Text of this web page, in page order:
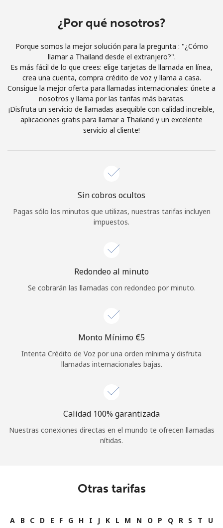
o
Continuar con
¿Por qué nosotros?
Porque somos la mejor solución para la pregunta : "¿Cómo
llamar a Thailand desde el extranjero?".
Es más fácil de lo que crees: elige tarjetas de llamada en línea,
crea una cuenta, compra crédito de voz y llama a casa.
Consigue la mejor oferta para llamadas internacionales: únete a
nosotros y llama por las tarifas más baratas.
¡Disfruta un servicio de llamadas asequible con calidad increíble,
aplicaciones gratis para llamar a Thailand y un excelente
servicio al cliente!
Sin cobros ocultos
Pagas sólo los minutos que utilizas, nuestras tarifas incluyen
impuestos.
Redondeo al minuto
Se cobrarán las llamadas con redondeo por minuto.
Monto Mínimo ⁦€5⁩
Intenta Crédito de Voz por una orden mínima y disfruta
llamadas internacionales bajas.
Calidad 100% garantizada
Nuestras conexiones directas en el mundo te ofrecen llamadas
nítidas.
Otras tarifas
A B C D E F G H I J K L M N O P Q R S T
U